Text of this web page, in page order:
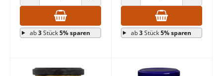
ANZAHL VERRINGERN ANZAHL ERHÖHEN
ab3Stück5% sparen
ANZAHL VERRINGERN ANZAHL
ab3Stück5% sparen